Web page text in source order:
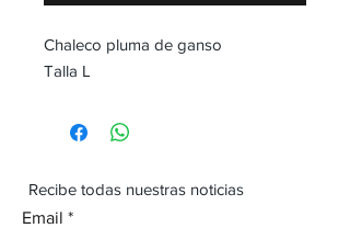
Chaleco pluma de ganso
Talla L
Recibe todas nuestras noticias
Email